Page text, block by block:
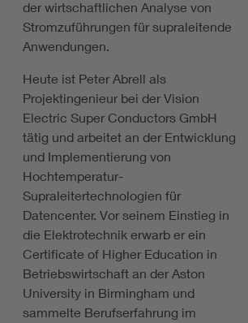
der wirtschaftlichen Analyse von
Stromzuführungen für supraleitende
Anwendungen.
Heute ist Peter Abrell als
Projektingenieur bei der Vision
Electric Super Conductors GmbH
tätig und arbeitet an der Entwicklung
und Implementierung von
Hochtemperatur-
Supraleitertechnologien für
Datencenter. Vor seinem Einstieg in
die Elektrotechnik erwarb er ein
Certificate of Higher Education in
Betriebswirtschaft an der Aston
University in Birmingham und
sammelte Berufserfahrung im